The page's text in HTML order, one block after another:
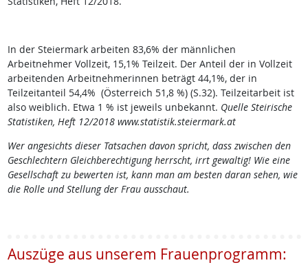
In der Steiermark arbeiten 83,6% der männlichen
Arbeitnehmer Vollzeit, 15,1% Teilzeit. Der Anteil der in Vollzeit
arbeitenden Arbeitnehmerinnen beträgt 44,1%, der in
Teilzeitanteil 54,4% (Österreich 51,8 %) (S.32). Teilzeitarbeit ist
also weiblich. Etwa 1 % ist jeweils unbekannt. Quelle Steirische
Statistiken, Heft 12/2018 www.statistik.steiermark.at
Wer angesichts dieser Tatsachen davon spricht, dass zwischen den
Geschlechtern Gleichberechtigung herrscht, irrt gewaltig! Wie eine
Gesellschaft zu bewerten ist, kann man am besten daran sehen, wie
die Rolle und Stellung der Frau ausschaut.
Auszüge aus unserem Frauenprogramm: